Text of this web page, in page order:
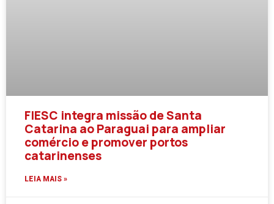
FIESC integra missão de Santa
Catarina ao Paraguai para ampliar
comércio e promover portos
catarinenses
LEIA MAIS »